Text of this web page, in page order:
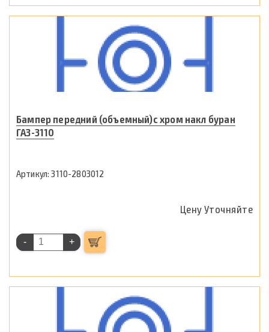
Бампер передний (объемный)с хром накл буран
ГАЗ-3110
3110-2803012
Цену Уточняйте
- +